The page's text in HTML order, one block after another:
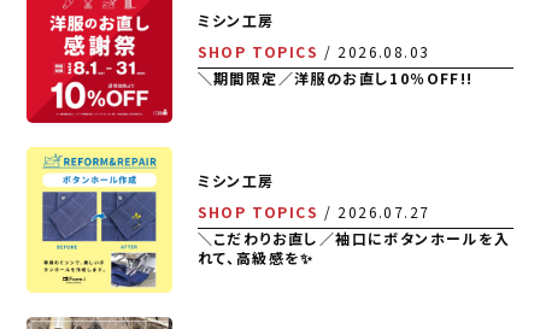
ミシン工房
SHOP TOPICS
2026.08.03
＼期間限定／洋服のお直し10％OFF!!
ミシン工房
SHOP TOPICS
2026.07.27
＼こだわりお直し／袖口にボタンホールを入
れて、高級感を✨